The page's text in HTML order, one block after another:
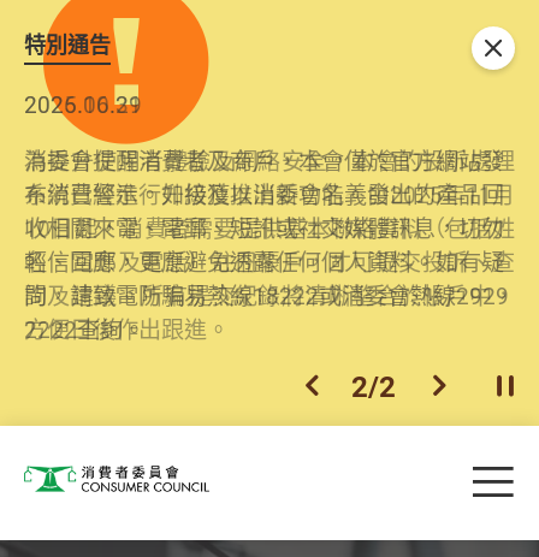
特別通告
2026.06.29
消委會提醒消費者及商戶，本會僅於官方網站發
布消費警示。如接獲以消委會名義發出的產品回
收相關來電、電郵、短訊或社交媒體訊息，切勿
輕信回應，更應避免透露任何個人資料。如有疑
問，請致電防騙易熱線18222或消委會熱線2929
2222查詢。
2025.10.31
為提升使用者體驗及網絡安全，本會的投訴處理
系統已經進行升級及推出新功能。由2025年11月
10日起，消費者需要提供基本聯絡資料（包括姓
名、電郵及電話）註冊帳戶，才可提交投訴、查
詢及建議。所有提交紀錄將清晰整合於帳戶中，
方便日後作出跟進。
上一個
2/2 下一個開
關閉
消費者委員會 目